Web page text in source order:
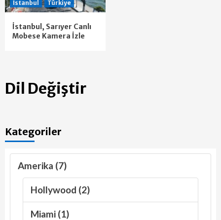
İstanbul Türkiye
İstanbul, Sarıyer Canlı
Mobese Kamera İzle
Dil Değiştir
Kategoriler
Amerika (7)
Hollywood (2)
Miami (1)